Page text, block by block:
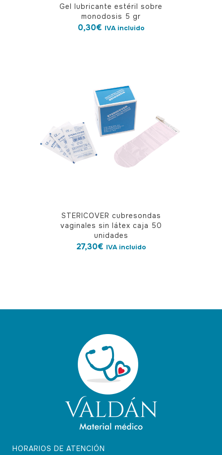
Gel lubricante estéril sobre
monodosis 5 gr
0,30€ IVA incluido
STERICOVER cubresondas
vaginales sin látex caja 50
unidades
27,30€ IVA incluido
HORARIOS DE ATENCIÓN